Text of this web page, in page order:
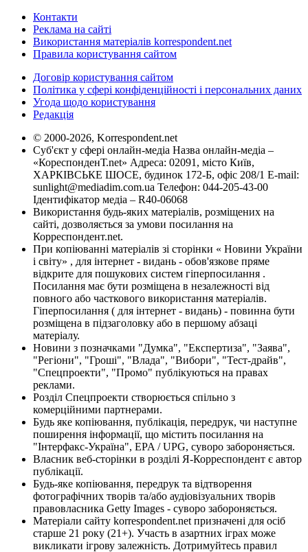
Контакти
Реклама на сайті
Використання матеріалів korrespondent.net
Правила користування сайтом
Договір користування сайтом
Політика у сфері конфіденційності і персональних даних
Угода щодо користування
Редакція
© 2000-2026, Korrespondent.net
Суб'єкт у сфері онлайн-медіа Назва онлайн-медіа –
«КореспонденТ.net» Адреса: 02091, місто Київ,
ХАРКІВСЬКЕ ШОСЕ, будинок 172-Б, офіс 208/1 E-mail:
sunlight@mediadim.com.ua Телефон: 044-205-43-00
Ідентифікатор медіа – R40-06068
Використання будь-яких матеріалів, розміщених на
сайті, дозволяється за умови посилання на
Корреспондент.net.
При копіюванні матеріалів зі сторінки « Новини України
і світу» , для інтернет - видань - обов'язкове пряме
відкрите для пошукових систем гіперпосилання .
Посилання має бути розміщена в незалежності від
повного або часткового використання матеріалів.
Гіперпосилання ( для інтернет - видань) - повинна бути
розміщена в підзаголовку або в першому абзаці
матеріалу.
Новини з позначками "Думка", "Експертиза", "Заява",
"Регіони", "Гроші", "Влада", "Вибори", "Тест-драйв",
"Спецпроекти", "Промо" публікуються на правах
реклами.
Розділ Спецпроекти створюється спільно з
комерційними партнерами.
Будь яке копіювання, публікація, передрук, чи наступне
поширення інформації, що містить посилання на
"Інтерфакс-Україна", EPA / UPG, суворо забороняється.
Власник веб-сторінки в розділі Я-Корреспондент є автор
публікації.
Будь-яке копіювання, передрук та відтворення
фотографічних творів та/або аудіовізуальних творів
правовласника Getty Images - суворо забороняється.
Матеріали сайту korrespondent.net призначені для осіб
старше 21 року (21+). Участь в азартних іграх може
викликати ігрову залежність. Дотримуйтесь правил